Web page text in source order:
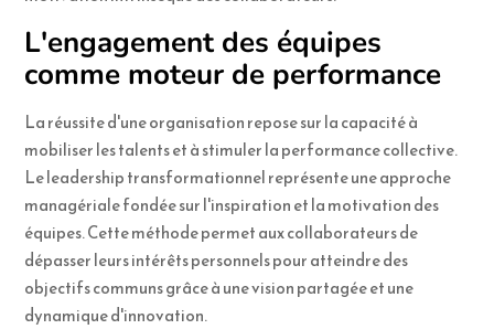
L'engagement des équipes
comme moteur de performance
La réussite d'une organisation repose sur la capacité à
mobiliser les talents et à stimuler la performance collective.
Le leadership transformationnel représente une approche
managériale fondée sur l'inspiration et la motivation des
équipes. Cette méthode permet aux collaborateurs de
dépasser leurs intérêts personnels pour atteindre des
objectifs communs grâce à une vision partagée et une
dynamique d'innovation.